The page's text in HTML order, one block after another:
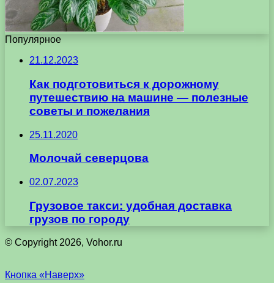
Популярное
21.12.2023
Как подготовиться к дорожному
путешествию на машине — полезные
советы и пожелания
25.11.2020
Молочай северцова
02.07.2023
Грузовое такси: удобная доставка
грузов по городу
© Copyright 2026, Vohor.ru
Кнопка «Наверх»